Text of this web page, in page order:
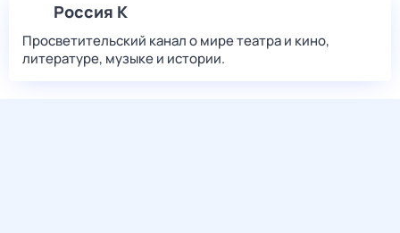
Россия К
Просветительский канал о мире театра и кино,
литературе, музыке и истории.